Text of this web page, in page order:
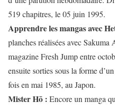
519 chapitres, le 05 juin 1995.
Apprendre les mangas avec
planches réalisées avec Sakuma
magazine Fresh Jump entre
ensuite sorties sous la forme
fois en mai 1985, au Japon.
Mister Hō : Encore un manga